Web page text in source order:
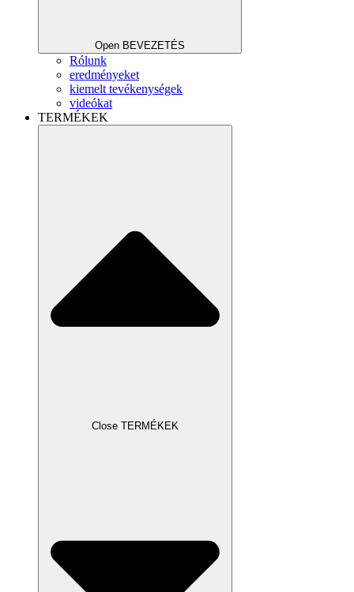
Open BEVEZETÉS
Rólunk
eredményeket
kiemelt tevékenységek
videókat
TERMÉKEK
Close TERMÉKEK